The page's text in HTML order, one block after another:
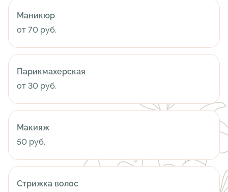
Маникюр
от 70 руб.
Парикмахерская
от 30 руб.
Макияж
50 руб.
Стрижка волос